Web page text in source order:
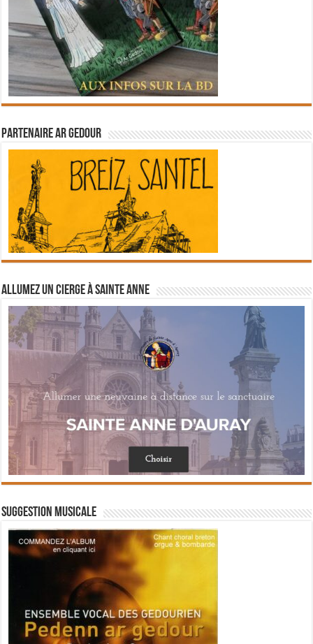
Partenaire Ar Gedour
Allumez un cierge à Sainte Anne
Suggestion musicale